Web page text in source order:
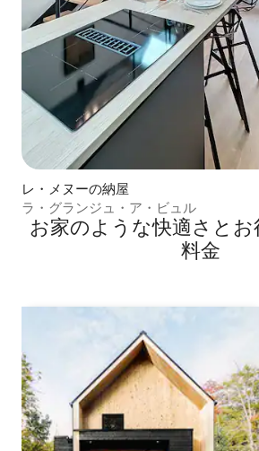
レ・メヌーの納屋
ラ・グランジュ・ア・ビュル
お家のような快⁠適⁠さ⁠とお⁠
料⁠金